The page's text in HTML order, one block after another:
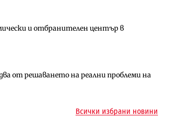
и отбранителен център в
от решаването на реални проблеми на
на Euroapi Italy
план за магистралата Русе – Велико
на имотите може да бъдат
става част от бъдещата магистрала
Всички избрани новини